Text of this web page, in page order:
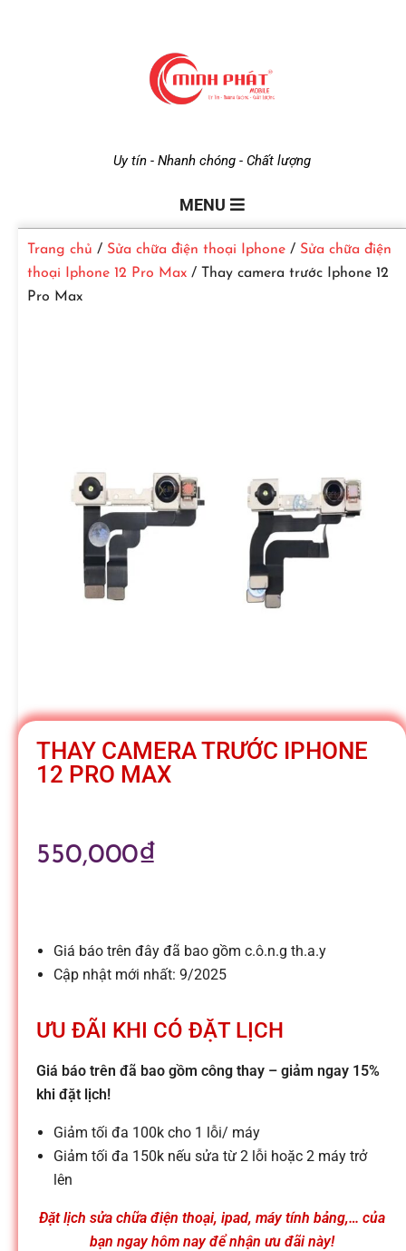
i
n
b
i
l
e
-
S
ử
a
c
h
Uy tín - Nhanh chóng - Chất lượng
MENU
Trang chủ / Sửa chữa điện thoại Iphone / Sửa chữa điện
thoại Iphone 12 Pro Max / Thay camera trước Iphone 12
Pro Max
THAY CAMERA TRƯỚC IPHONE
12 PRO MAX
550,000₫
Giá báo trên đây đã bao gồm c.ô.n.g th.a.y
Cập nhật mới nhất: 9/2025
ƯU ĐÃI KHI CÓ ĐẶT LỊCH
Giá báo trên đã bao gồm công thay – giảm ngay 15%
khi đặt lịch!
Giảm tối đa 100k cho 1 lỗi/ máy
Giảm tối đa 150k nếu sửa từ 2 lỗi hoặc 2 máy trở
lên
Đặt lịch sửa chữa điện thoại, ipad, máy tính bảng,… của
bạn ngay hôm nay để nhận ưu đãi này!